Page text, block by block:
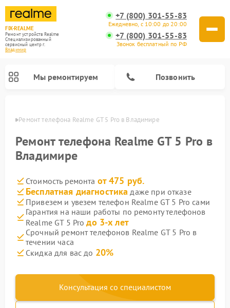
FIX-REALME
Ремонт устройств Realme
Специализированный
cервисный центр г.
Владимир
+7 (800) 301-55-83
Ежедневно, с 10:00 до 20:00
+7 (800) 301-55-83
Звонок бесплатный по РФ
Мы ремонтируем Позвонить
Ремонт телефона Realme GT 5 Pro в Владимире
Ремонт телефона Realme GT 5 Pro в
Владимире
Стоимость ремонта от 475 руб.
Бесплатная диагностика даже при отказе
Привезем и увезем телефон Realme GT 5 Pro сами
Гарантия на наши работы по ремонту телефонов
Realme GT 5 Proдо 3-х лет
Срочный ремонт телефонов Realme GT 5 Pro в
течении часа
Скидка для вас до 20%
Консультация со специалистом